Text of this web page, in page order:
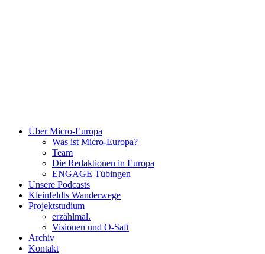
Über Micro-Europa
Was ist Micro-Europa?
Team
Die Redaktionen in Europa
ENGAGE Tübingen
Unsere Podcasts
Kleinfeldts Wanderwege
Projektstudium
erzählmal.
Visionen und O-Saft
Archiv
Kontakt